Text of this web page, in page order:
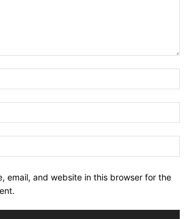
email, and website in this browser for the